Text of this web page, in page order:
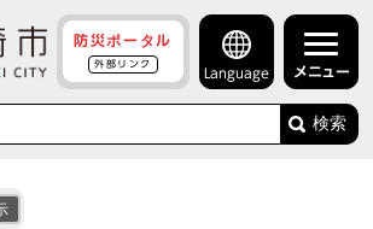
防災ポータル
外部リンク
Language メニュー
検索